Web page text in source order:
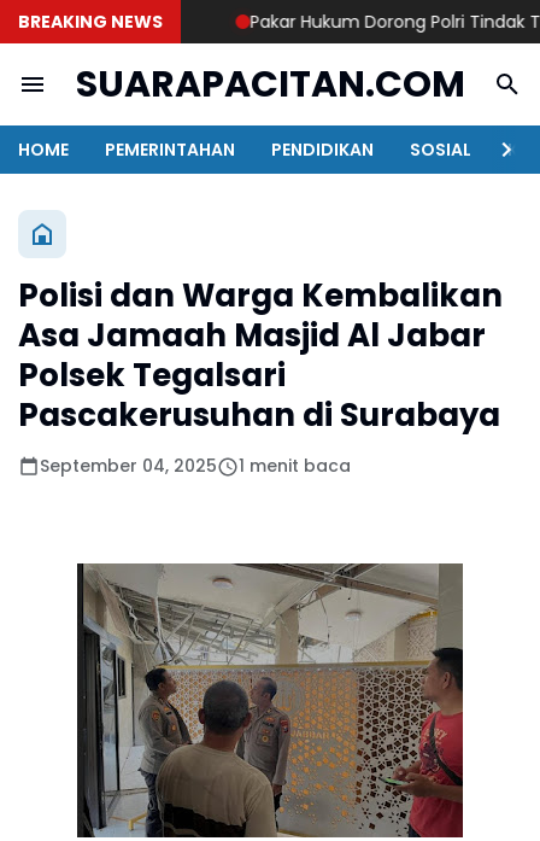
BREAKING NEWS Pakar Hukum Dorong Polri Tindak
SUARAPACITAN.COM
HOME PEMERINTAHAN PENDIDIKAN SOSIAL
Polisi dan Warga Kembalikan
Asa Jamaah Masjid Al Jabar
Polsek Tegalsari
Pascakerusuhan di Surabaya
September 04, 2025 1 menit baca